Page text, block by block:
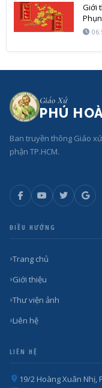
Giới
Giáo Xứ
PHÚ
Ban truyền thông Giáo
phận TP.HCM.
ĐIỀU HƯỚNG
Trang chủ
Giới thiệu
Thư viện ảnh
Liên hệ
LIÊN HỆ
19/2 Hoàng Xuân Nhị,